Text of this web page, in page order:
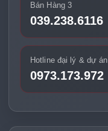
Bán Hàng 3
039.238.6116
Hotline đại lý & dự án
0973.173.972